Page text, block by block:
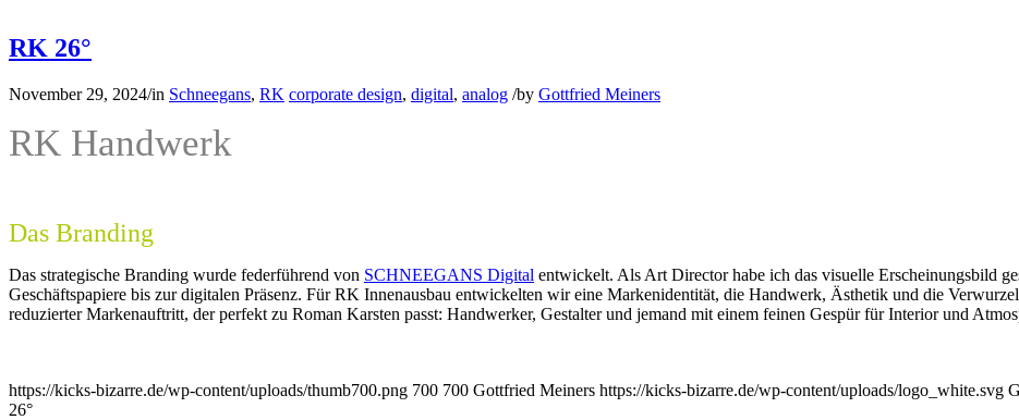
RK 26°
November 29, 2024/in Schneegans, RK corporate design, digital, analog /by Gottfried Meiners
RK Handwerk
Das Branding
Das strategische Branding wurde federführend von SCHNEEGANS Digital entwickelt. Als Art Directorhabe ich das visuelle Erscheinungsbild
Geschäftspapiere bis zur digitalen Präsenz. FürRK Innenausbau entwickelten wir eine Markenidentität, die Handwerk, Ästhetik und die
reduzierter Markenauftritt, der perfekt zu Roman Karsten passt: Handwerker, Gestalter und jemand mit einem feinen Gespür für Interior und
https://kicks-bizarre.de/wp-content/uploads/thumb700.png 700 700 Gottfried Meiners https://kicks-bizarre.de/wp-content/uploads/logo_white.svg
26°